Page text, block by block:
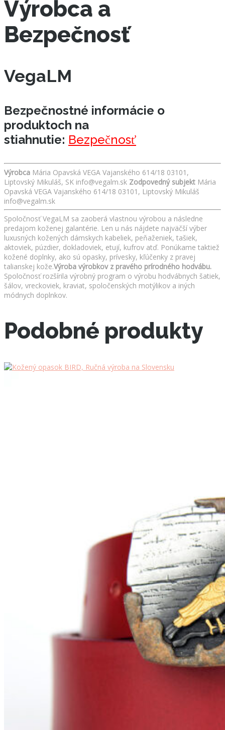
Výrobca a
Bezpečnosť
VegaLM
Bezpečnostné informácie o
produktoch na
stiahnutie: Bezpečnosť
Výrobca Mária Opavská VEGA Vajanského 614/18 03101,
Liptovský Mikuláš, SK info@vegalm.sk Zodpovedný subjekt Mária
Opavská VEGA Vajanského 614/18 03101, Liptovský Mikuláš
info@vegalm.sk
Spoločnosť VegaLM sa zaoberá vlastnou výrobou a následne
predajom koženej galantérie. Len u nás nájdete najväčší výber
luxusných kožených dámskych kabeliek, peňaženiek, tašiek,
aktoviek, púzdier, dokladoviek, etují, kufrov atď. Ponúkame taktiež
kožené doplnky, ako sú opasky, prívesky, kľúčenky z pravej
talianskej kože.Výroba výrobkov z pravého prírodného hodvábu.
Spoločnosť rozšírila výrobný program o výrobu hodvábnych šatiek,
šálov, vreckoviek, kraviat, spoločenských motýlikov a iných
módnych doplnkov.
Podobné produkty